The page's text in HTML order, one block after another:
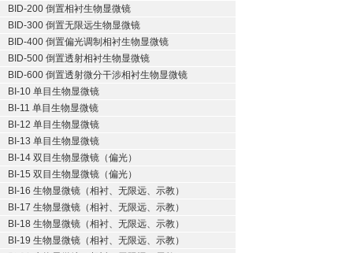
BID-200 倒置相衬生物显微镜
BID-300 倒置无限远生物显微镜
BID-400 倒置偏光调制相衬生物显微镜
BID-500 倒置透射相衬生物显微镜
BID-600 倒置透射微分干涉相衬生物显微镜
BI-10 单目生物显微镜
BI-11 单目生物显微镜
BI-12 单目生物显微镜
BI-13 单目生物显微镜
BI-14 双目生物显微镜（偏光）
BI-15 双目生物显微镜（偏光）
BI-16 生物显微镜（相衬、无限远、示教）
BI-17 生物显微镜（相衬、无限远、示教）
BI-18 生物显微镜（相衬、无限远、示教）
BI-19 生物显微镜（相衬、无限远、示教）